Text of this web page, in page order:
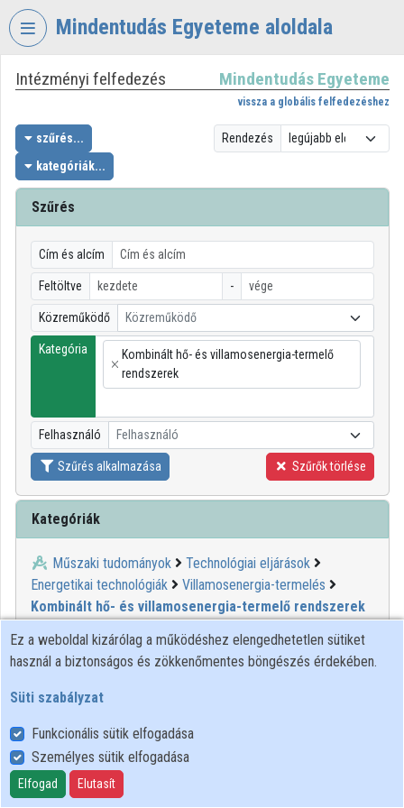
Fejléc kihagyása
Mindentudás Egyeteme aloldala
VIDEOTORIUM
MINDENTUDÁS
EGYETEME
Intézményi kezdőlap
Bejelentkezés
Intézményi felfedezés
Kategóriák
Intézményi listák
Közreműködők
Intézményi felfedezés Mindentudás Egyeteme
vissza a globális felfedezéshez
szűrés...
kategóriák...
Rendezés
Szűrés
Cím és alcím
Feltöltve -
Közreműködő Közreműködő
Kategória
×
Kombinált hő- és villamosenergia-termelő
rendszerek
Felhasználó Felhasználó
Szűrés alkalmazása Szűrők törlése
Kategóriák
Műszaki tudományok
Technológiai eljárások
Energetikai technológiák
Villamosenergia-termelés
Kombinált hő- és villamosenergia-termelő rendszerek
00:11:11 MINDENTUDÁS
Ez a weboldal kizárólag a működéshez elengedhetetlen sütiket
használ a biztonságos és zökkenőmentes böngészés érdekében.
Süti szabályzat
Funkcionális sütik elfogadása
Személyes sütik elfogadása
Elfogad Elutasít